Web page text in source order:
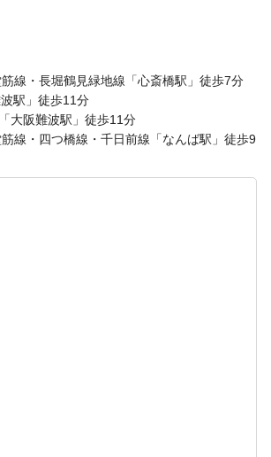
線・長堀鶴見緑地線「心斎橋駅」徒歩7分
駅」徒歩11分
大阪難波駅」徒歩11分
線・四つ橋線・千日前線「なんば駅」徒歩9